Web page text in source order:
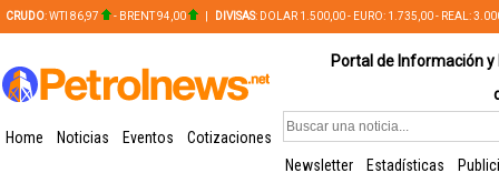
CRUDO: WTI 86,97 - BRENT 94,00 DIVISAS: DOLAR 1.500,00 - EURO: 1.735,00 - REAL:
Portal de Información
Home Noticias Eventos
Cotizaciones
Newsletter
Estadísticas